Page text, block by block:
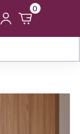
0